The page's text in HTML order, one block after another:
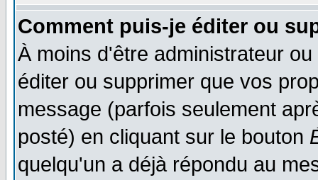
Comment puis-je éditer ou
À moins d'être administrateur
éditer ou supprimer que vos
message (parfois seulement
posté) en cliquant sur le bouton
quelqu'un a déjà répondu au